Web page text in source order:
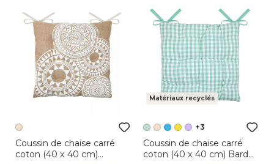
Coussin de chaise carré
coton (40 x 40 cm)
Matériaux recyclés
+3
Coussin de chaise carré
coton (40 x 40 cm) Bardot